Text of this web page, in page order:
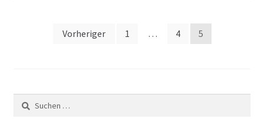
Seitennummerierung
Vorheriger 1 … 4 5
Suchen
nach: